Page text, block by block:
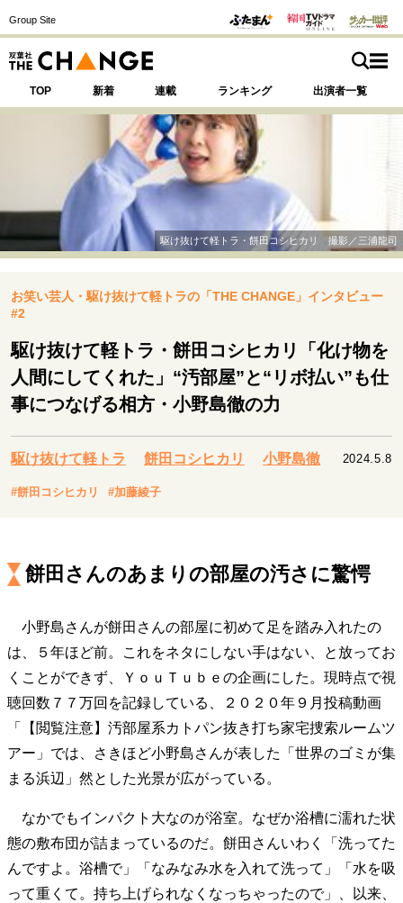
Group Site
TOP 新着 連載 ランキング 出演者一覧
注目の記事テーマで探す
運命を変えた出会い 決断の裏側
挫折からの再起
表現者の葛藤
人生が動いた日 10代の挫折と原点
キャリア・働き方
セカンドキャリアの描き方
独立という決断
大人の学び直し
ファーストキャリアを拓く
リーダーの流儀 変革の原動力
次世代へのバトン
マインドセット
重圧との向き合い方 一流のルーティン
20代の現在地
忘れられない言葉
10代・20代の土台
40代からの景色 50代のリアル
美しさの哲学
パートナーとの歩み方
親になるということ
病が教えてくれたこと
移住という選択
熱狂できるもの
一生モノの愛用品
駆け抜けて軽トラ・餅田コシヒカリ 撮影／三浦龍司
お笑い芸人・駆け抜けて軽トラの「THE CHANGE」インタビュー
#2
駆け抜けて軽トラ・餅田コシヒカリ「化け物を
人間にしてくれた」“汚部屋”と“リボ払い”も仕
事につなげる相方・小野島徹の力
駆け抜けて軽トラ 餅田コシヒカリ 小野島徹 2024.5.8
#餅田コシヒカリ #加藤綾子
餅田さんのあまりの部屋の汚さに驚愕
小野島さんが餅田さんの部屋に初めて足を踏み入れたの
は、５年ほど前。これをネタにしない手はない、と放ってお
くことができず、ＹｏｕＴｕｂｅの企画にした。現時点で視
聴回数７７万回を記録している、２０２０年９月投稿動画
「【閲覧注意】汚部屋系カトパン抜き打ち家宅捜索ルームツ
アー」では、さきほど小野島さんが表した「世界のゴミが集
まる浜辺」然とした光景が広がっている。
なかでもインパクト大なのが浴室。なぜか浴槽に濡れた状
態の敷布団が詰まっているのだ。餅田さんいわく「洗ってた
んですよ。浴槽で」「なみなみ水を入れて洗って」「水を吸
って重くて。持ち上げられなくなっちゃったので」、以来、